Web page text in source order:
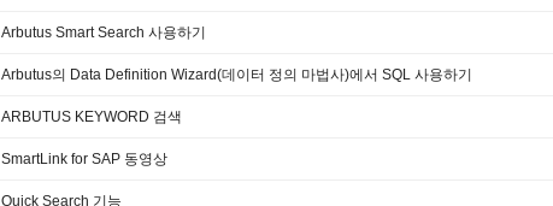
Arbutus Smart Search 사용하기
Arbutus의 Data Definition Wizard(데이터 정의 마법사)에서 SQL 사용하기
ARBUTUS KEYWORD 검색
SmartLink for SAP 동영상
Quick Search 기능